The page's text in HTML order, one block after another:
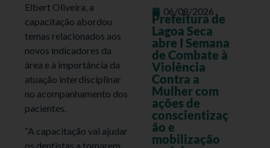
Elbert Oliveira, a
capacitação abordou
temas relacionados aos
novos indicadores da
área e à importância da
atuação interdisciplinar
no acompanhamento dos
pacientes.
“A capacitação vai ajudar
os dentistas a tomarem
06/08/2026
Prefeitura de
Lagoa Seca
abre I Semana
de Combate à
Violência
Contra a
Mulher com
ações de
conscientizaç
ão e
mobilização